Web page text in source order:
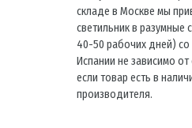
складе в Москве мы
светильник в разумные
40-50 рабочих дней) со
Испании не зависимо
если товар есть в
производителя.